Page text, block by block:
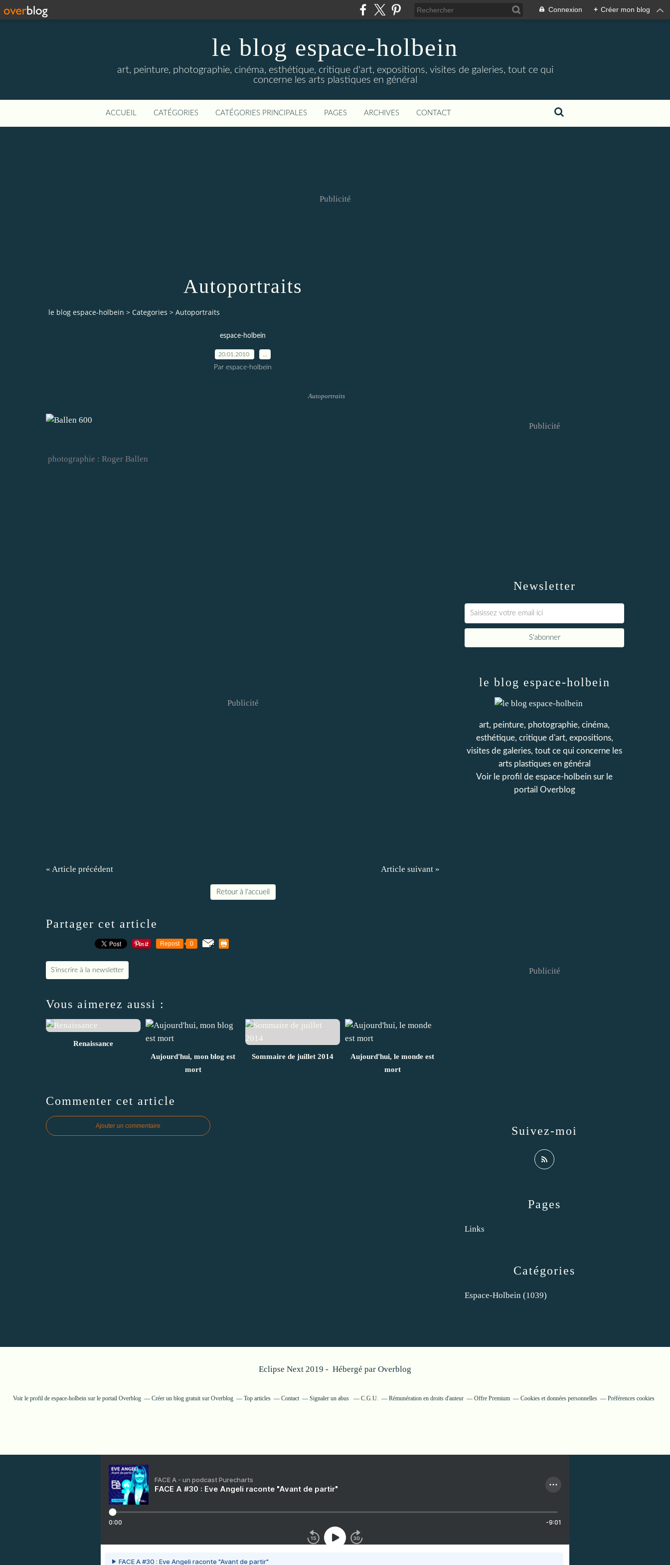
Connexion + Créer mon blog
le blog espace-holbein
art, peinture, photographie, cinéma, esthétique, critique d'art, expositions, visites de galeries, tout ce qui
concerne les arts plastiques en général
ACCUEIL CATÉGORIES CATÉGORIES PRINCIPALES PAGES ARCHIVES CONTACT
Publicité
Autoportraits
le blog espace-holbein > Categories > Autoportraits
espace-holbein
20.01.2010
Par espace-holbein
Autoportraits
photographie : Roger Ballen
Publicité
« Article précédent Article suivant »
Retour à l'accueil
Partager cet article
Repost 0
S'inscrire à la newsletter
Vous aimerez aussi :
Renaissance
Aujourd'hui, mon blog est
mort
Sommaire de juillet 2014
Aujourd'hui, le monde est
mort
Commenter cet article
Ajouter un commentaire
Newsletter
Publicité
Catégories
Espace-Holbein (1039)
Pages
Links
le blog espace-holbein
art, peinture, photographie, cinéma,
esthétique, critique d'art, expositions,
visites de galeries, tout ce qui concerne les
arts plastiques en général
Voir le profil de espace-holbein sur le
portail Overblog
Suivez-moi
Publicité
Eclipse Next 2019 - Hébergé par Overblog
Voir le profil de espace-holbeinsur le portail Overblog Créer un blog gratuit sur Overblog Top articles Contact Signaler un abus C.G.U. Rémunération en droits d'auteur Offre Premium Cookies et données personnelles Préférences cookies
FACE A - un podcast Purecharts
FACE A #30 : Eve Angeli raconte "Avant de partir"
0:00 -9:01
FACE A #30 : Eve Angeli raconte "Avant de partir"